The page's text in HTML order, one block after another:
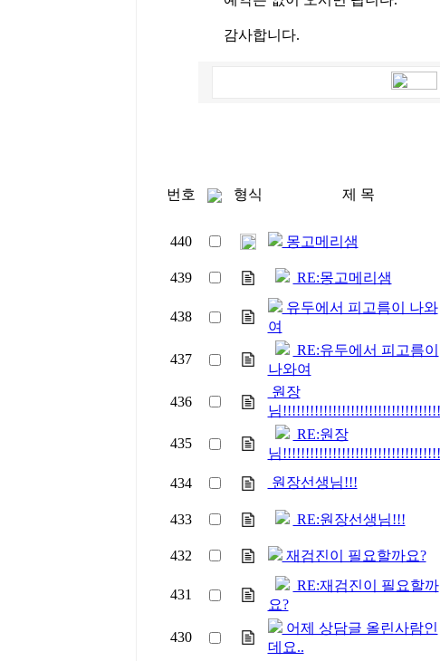
감사합니다.
번호
형식 제 목
440 몽고메리샘
439 RE:몽고메리샘
438
유두에서 피고름이 나와
여
437
RE:유두에서 피고름이
나와여
436
원장
님
435
RE:원장
님
434 원장선생님!!!
433 RE:원장선생님!!!
432 재검진이 필요할까요?
431
RE:재검진이 필요할까
요?
430
어제 상담글 올린사람인
데요..